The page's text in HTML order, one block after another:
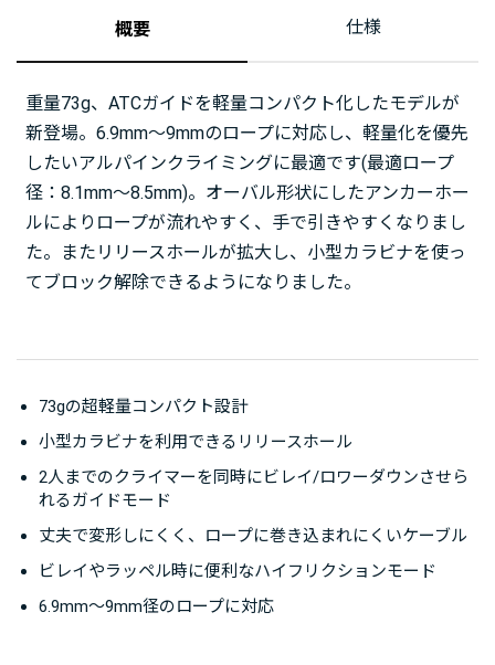
概要 仕様
重量73g、ATCガイドを軽量コンパクト化したモデルが
新登場。6.9mm〜9mmのロープに対応し、軽量化を優先
したいアルパインクライミングに最適です(最適ロープ
径：8.1mm〜8.5mm)。オーバル形状にしたアンカーホー
ルによりロープが流れやすく、手で引きやすくなりまし
た。またリリースホールが拡大し、小型カラビナを使っ
てブロック解除できるようになりました。
73gの超軽量コンパクト設計
小型カラビナを利用できるリリースホール
2人までのクライマーを同時にビレイ/ロワーダウンさせら
れるガイドモード
丈夫で変形しにくく、ロープに巻き込まれにくいケーブル
ビレイやラッペル時に便利なハイフリクションモード
6.9mm〜9mm径のロープに対応